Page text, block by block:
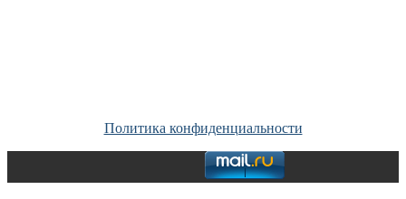
Политика конфиденциальности